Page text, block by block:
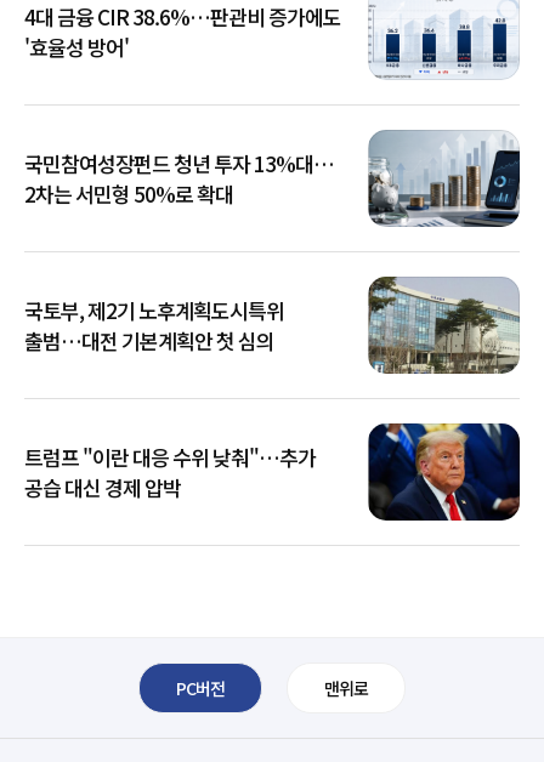
4대 금융 CIR 38.6%…판관비 증가에도
'효율성 방어'
국민참여성장펀드 청년 투자 13%대…
2차는 서민형 50%로 확대
국토부, 제2기 노후계획도시특위
출범…대전 기본계획안 첫 심의
트럼프 "이란 대응 수위 낮춰"…추가
공습 대신 경제 압박
PC버전 맨위로